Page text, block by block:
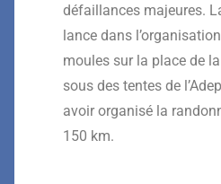
défaillances majeures.
lance dans l’organisation
moules sur la place de
sous des tentes de
avoir organisé la
150 km.